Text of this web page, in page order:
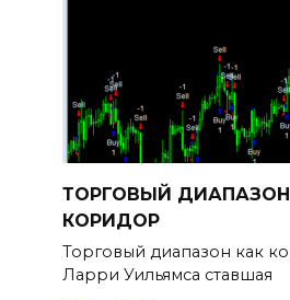
ТОРГОВЫЙ ДИАПАЗОН
КОРИДОР
Торговый диапазон как
Ларри Уильямса ставшая